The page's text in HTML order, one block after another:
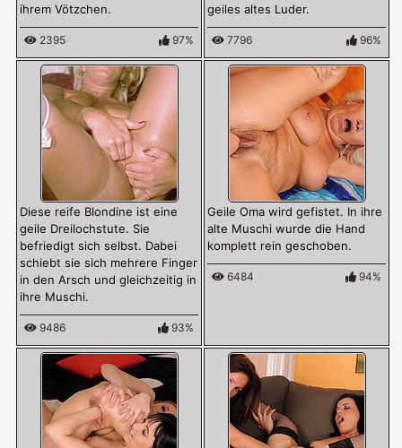
ihrem Vötzchen.
2395 97%
geiles altes Luder.
7796 96%
Diese reife Blondine ist eine
geile Dreilochstute. Sie
befriedigt sich selbst. Dabei
schiebt sie sich mehrere Finger
in den Arsch und gleichzeitig in
ihre Muschi.
9486 93%
Geile Oma wird gefistet. In ihre
alte Muschi wurde die Hand
komplett rein geschoben.
6484 94%